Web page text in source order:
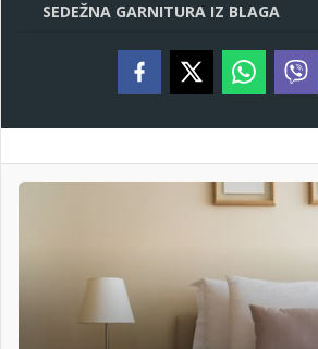
SEDEŽNA GARNITURA IZ BLAGA